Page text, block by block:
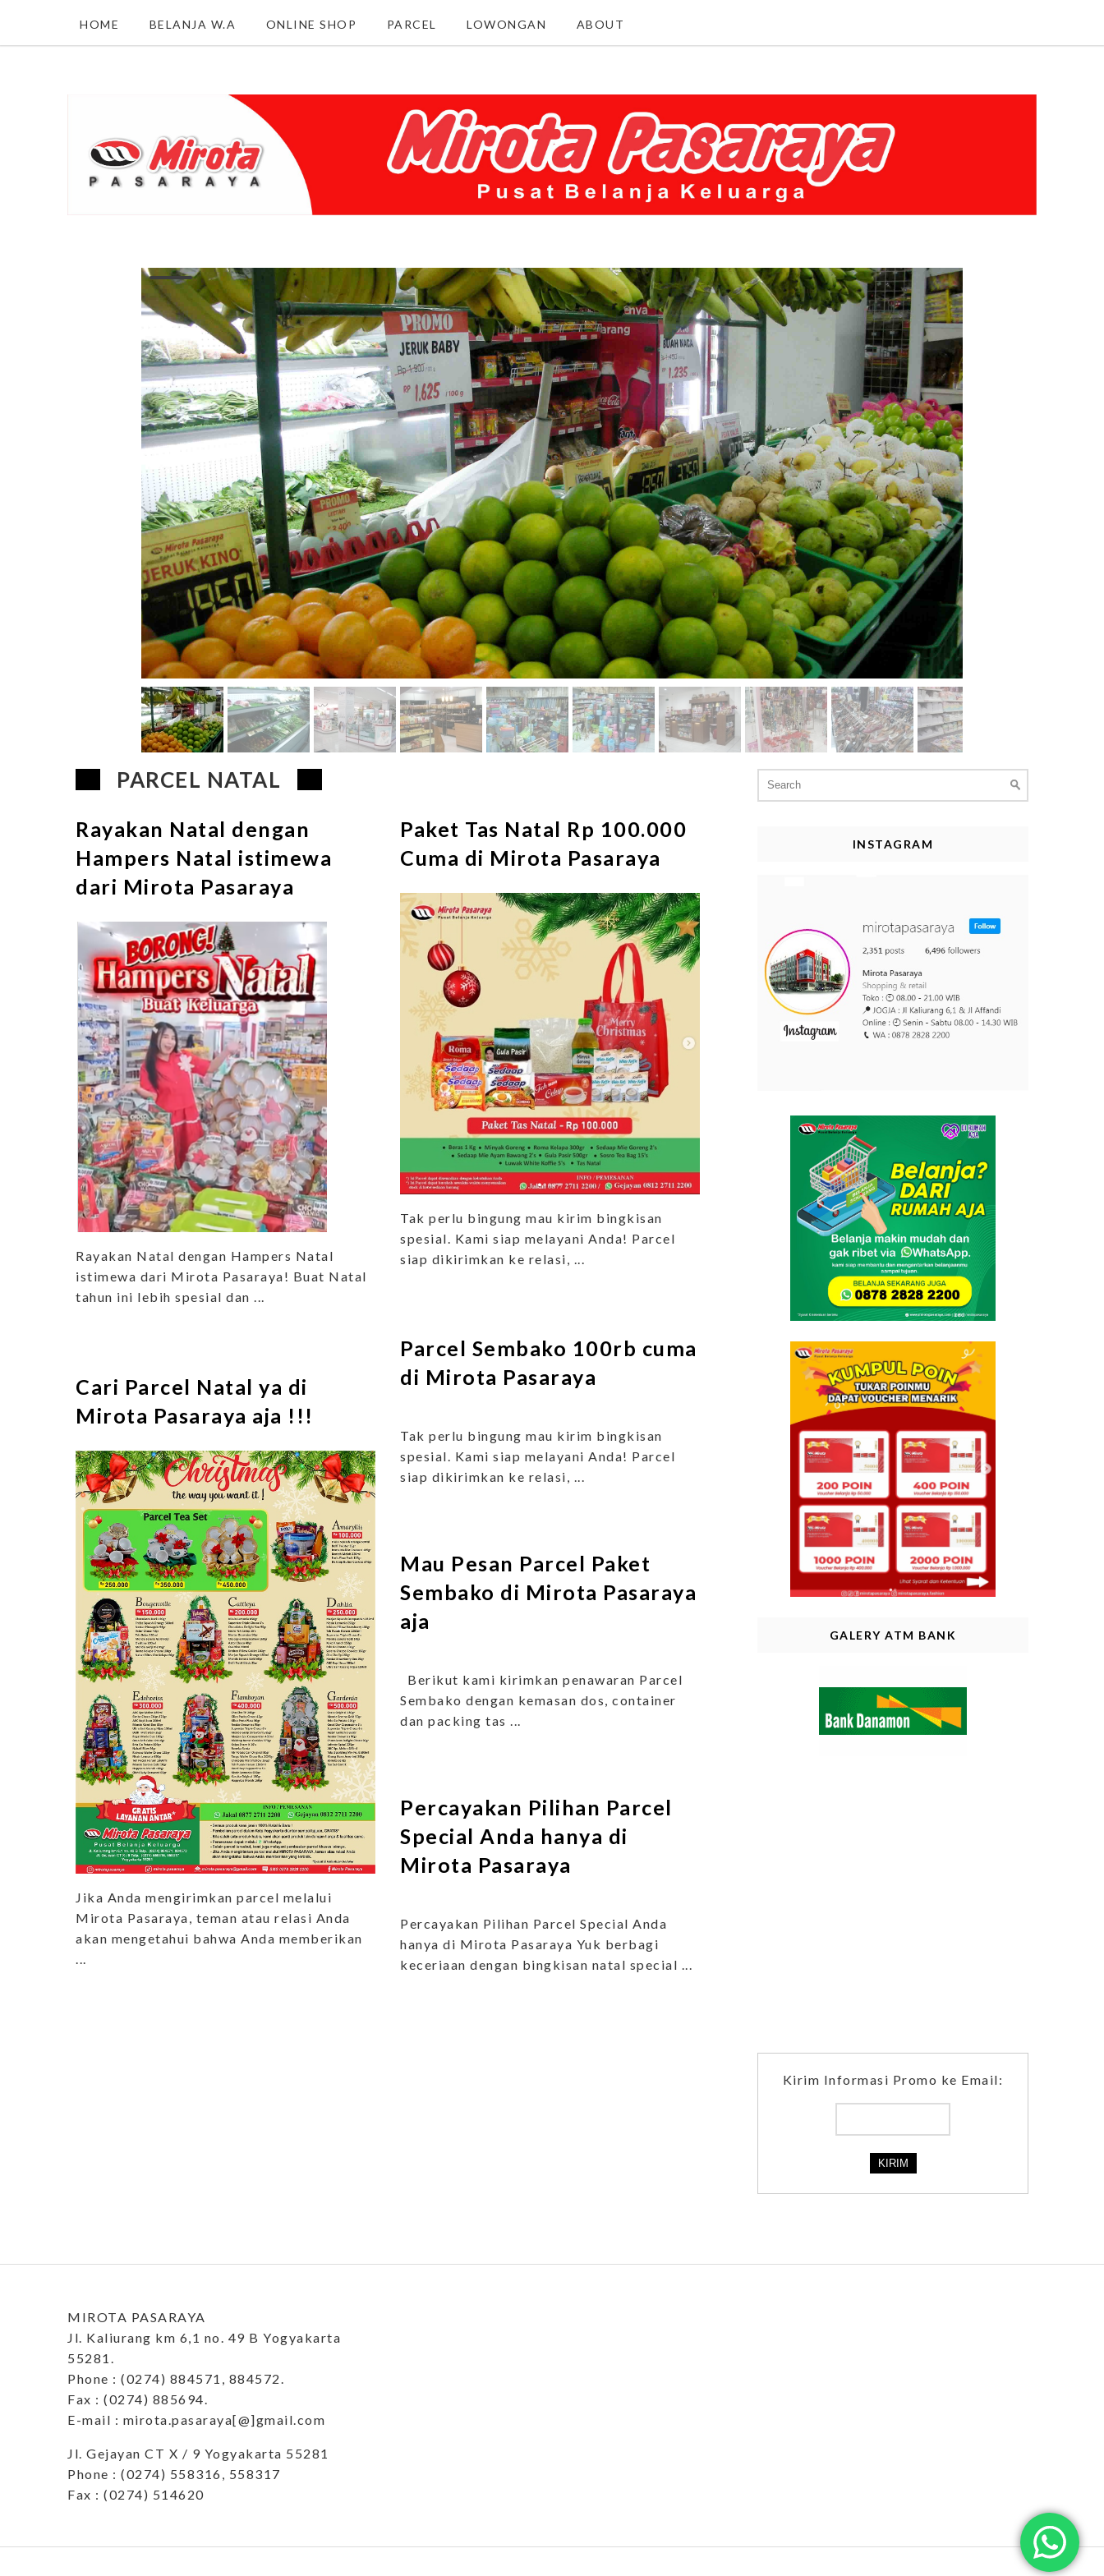
HOME BELANJA W.A ONLINE SHOP PARCEL LOWONGAN ABOUT
PARCEL NATAL
Rayakan Natal dengan
Hampers Natal istimewa
dari Mirota Pasaraya
Rayakan Natal dengan Hampers Natal
istimewa dari Mirota Pasaraya! Buat Natal
tahun ini lebih spesial dan ...
Paket Tas Natal Rp 100.000
Cuma di Mirota Pasaraya
Tak perlu bingung mau kirim bingkisan
spesial. Kami siap melayani Anda! Parcel
siap dikirimkan ke relasi, ...
Parcel Sembako 100rb cuma
di Mirota Pasaraya
Tak perlu bingung mau kirim bingkisan
spesial. Kami siap melayani Anda! Parcel
siap dikirimkan ke relasi, ...
Cari Parcel Natal ya di
Mirota Pasaraya aja !!!
Jika Anda mengirimkan parcel melalui
Mirota Pasaraya, teman atau relasi Anda
akan mengetahui bahwa Anda memberikan
...
Mau Pesan Parcel Paket
Sembako di Mirota Pasaraya
aja
Berikut kami kirimkan penawaran Parcel
Sembako dengan kemasan dos, container
dan packing tas ...
Percayakan Pilihan Parcel
Special Anda hanya di
Mirota Pasaraya
Percayakan Pilihan Parcel Special Anda
hanya di Mirota Pasaraya Yuk berbagi
keceriaan dengan bingkisan natal special ...
for:
INSTAGRAM
GALERY ATM BANK
Kirim Informasi Promo ke Email:
MIROTA PASARAYA
Jl. Kaliurang km 6,1 no. 49 B Yogyakarta
55281.
Phone : (0274) 884571, 884572.
Fax : (0274) 885694.
E-mail : mirota.pasaraya[@]gmail.com
Jl. Gejayan CT X / 9 Yogyakarta 55281
Phone : (0274) 558316, 558317
Fax : (0274) 514620